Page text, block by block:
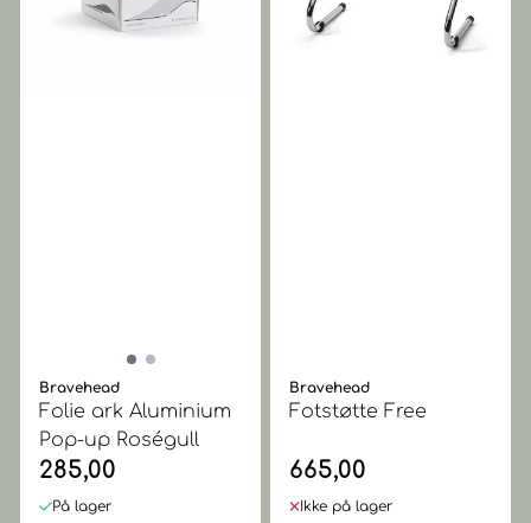
Bravehead
Folie ark Aluminium
Pop-up Roségull
285,00
På lager
Bravehead
Fotstøtte Free
665,00
Ikke på lager